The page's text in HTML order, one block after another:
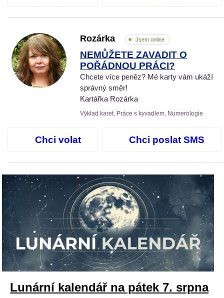
Rozárka Jsem online
NEMŮŽETE ZAVADIT O
POŘÁDNOU PRÁCI?
Chcete více peněz? Mé karty vám ukáží
správný směr!
Kartářka Rozárka
Výklad karet, Práce s kyvadlem, Numerologie
Chci volat Chci poslat SMS
Lunární kalendář na pátek 7. srpna